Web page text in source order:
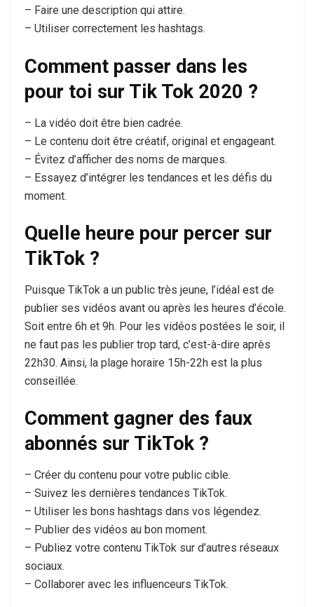
– Faire une description qui attire.
– Utiliser correctement les hashtags.
Comment passer dans les
pour toi sur Tik Tok 2020 ?
– La vidéo doit être bien cadrée.
– Le contenu doit être créatif, original et engageant.
– Évitez d’afficher des noms de marques.
– Essayez d’intégrer les tendances et les défis du
moment.
Quelle heure pour percer sur
TikTok ?
Puisque TikTok a un public très jeune, l’idéal est de
publier ses vidéos avant ou après les heures d’école.
Soit entre 6h et 9h. Pour les vidéos postées le soir, il
ne faut pas les publier trop tard, c’est-à-dire après
22h30. Ainsi, la plage horaire 15h-22h est la plus
conseillée.
Comment gagner des faux
abonnés sur TikTok ?
– Créer du contenu pour votre public cible.
– Suivez les dernières tendances TikTok.
– Utiliser les bons hashtags dans vos légendez.
– Publier des vidéos au bon moment.
– Publiez votre contenu TikTok sur d’autres réseaux
sociaux.
– Collaborer avec les influenceurs TikTok.